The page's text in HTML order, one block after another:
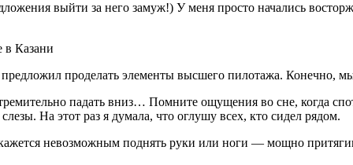
выйти за него замуж!) У меня просто начались
проделать элементы высшего пилотажа. Конечно,
падать вниз… Помните ощущения во сне, когда
На этот раз я думала, что оглушу всех, кто сидел рядом.
невозможным поднять руки или ноги — мощно